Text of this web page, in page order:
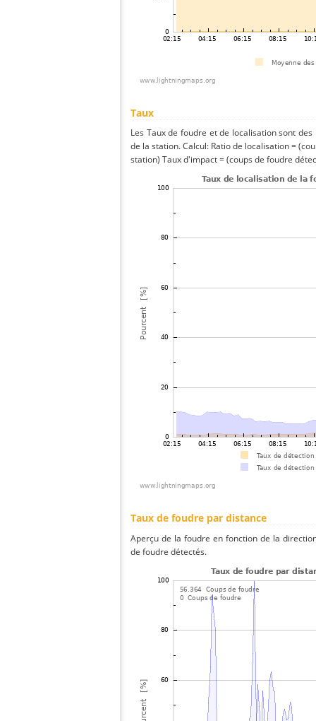
Taux
Les Taux de foudre et de localisation sont
de la station. Calcul: Ratio de localisation =
station) Taux d'impact = (coups de foudre
Taux de foudre par distance
Aperçu de la foudre en fonction de la
de foudre détectés.